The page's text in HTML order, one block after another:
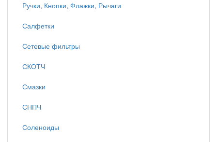
Ручки, Кнопки, Флажки, Рычаги
Салфетки
Сетевые фильтры
СКОТЧ
Смазки
СНПЧ
Соленоиды